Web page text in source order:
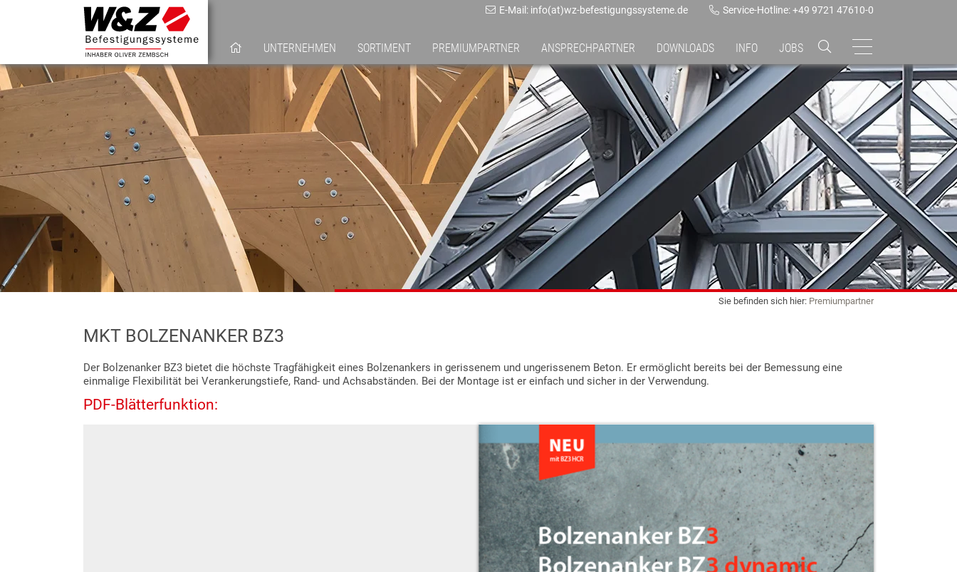
Sie befinden sich hier: Premiumpartner
MKT BOLZENANKER BZ3
Der Bolzenanker BZ3 bietet die höchste Tragfähigkeit eines Bolzenankers in gerissenem und ungerissenem Beton. Er ermöglicht bereits bei der Bemessung eine
einmalige Flexibilität bei Verankerungstiefe, Rand- und Achsabständen. Bei der Montage ist er einfach und sicher in der Verwendung.
PDF-Blätterfunktion:
E-Mail: info(at)wz-befestigungssysteme.de Service-Hotline: +49 9721 47610-0
UNTERNEHMEN SORTIMENT PREMIUMPARTNER ANSPRECHPARTNER DOWNLOADS INFO JOBS